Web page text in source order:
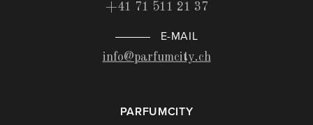
+41 71 511 21 37
E-MAIL
info@parfumcity.ch
PARFUMCITY